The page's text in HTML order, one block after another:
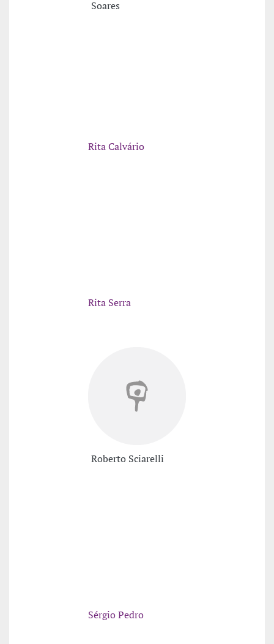
Soares
Rita Calvário
Rita Serra
Roberto Sciarelli
Sérgio Pedro